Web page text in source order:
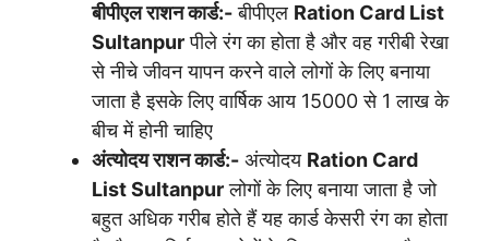
बीपीएल राशन कार्ड:-बीपीएल Ration Card List
Sultanpurपीले रंग का होता है और वह गरीबी रेखा
से नीचे जीवन यापन करने वाले लोगों के लिए बनाया
जाता है इसके लिए वार्षिक आय 15000 से 1 लाख के
बीच में होनी चाहिए
अंत्योदय राशन कार्ड:- अंत्योदय Ration Card
List Sultanpurलोगों के लिए बनाया जाता है जो
बहुत अधिक गरीब होते हैं यह कार्ड केसरी रंग का होता